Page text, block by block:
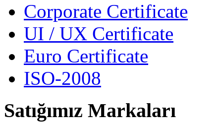
Corporate Certificate
UI / UX Certificate
Euro Certificate
ISO-2008
Satığımız Markaları